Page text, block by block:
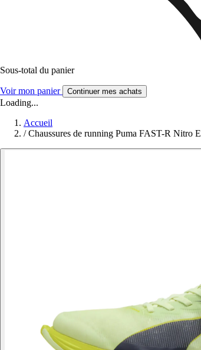
Sous-total du panier
Voir mon panier Continuer mes achats
Loading...
Accueil
/ Chaussures de running Puma FAST-R Nitro